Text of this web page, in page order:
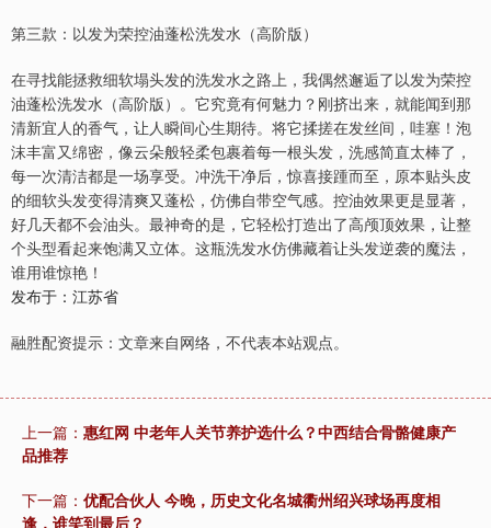
第三款：以发为荣控油蓬松洗发水（高阶版）
在寻找能拯救细软塌头发的洗发水之路上，我偶然邂逅了以发为荣控
油蓬松洗发水（高阶版）。它究竟有何魅力？刚挤出来，就能闻到那
清新宜人的香气，让人瞬间心生期待。将它揉搓在发丝间，哇塞！泡
沫丰富又绵密，像云朵般轻柔包裹着每一根头发，洗感简直太棒了，
每一次清洁都是一场享受。冲洗干净后，惊喜接踵而至，原本贴头皮
的细软头发变得清爽又蓬松，仿佛自带空气感。控油效果更是显著，
好几天都不会油头。最神奇的是，它轻松打造出了高颅顶效果，让整
个头型看起来饱满又立体。这瓶洗发水仿佛藏着让头发逆袭的魔法，
谁用谁惊艳！
发布于：江苏省
融胜配资提示：文章来自网络，不代表本站观点。
上一篇： 惠红网 中老年人关节养护选什么？中西结合骨骼健康产
品推荐
下一篇： 优配合伙人 今晚，历史文化名城衢州绍兴球场再度相
逢，谁笑到最后？